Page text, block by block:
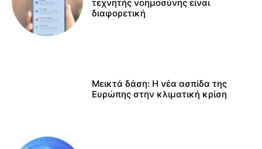
τεχνητής νοημοσύνης είναι
διαφορετική
Μεικτά δάση: Η νέα ασπίδα της
Ευρώπης στην κλιματική κρίση